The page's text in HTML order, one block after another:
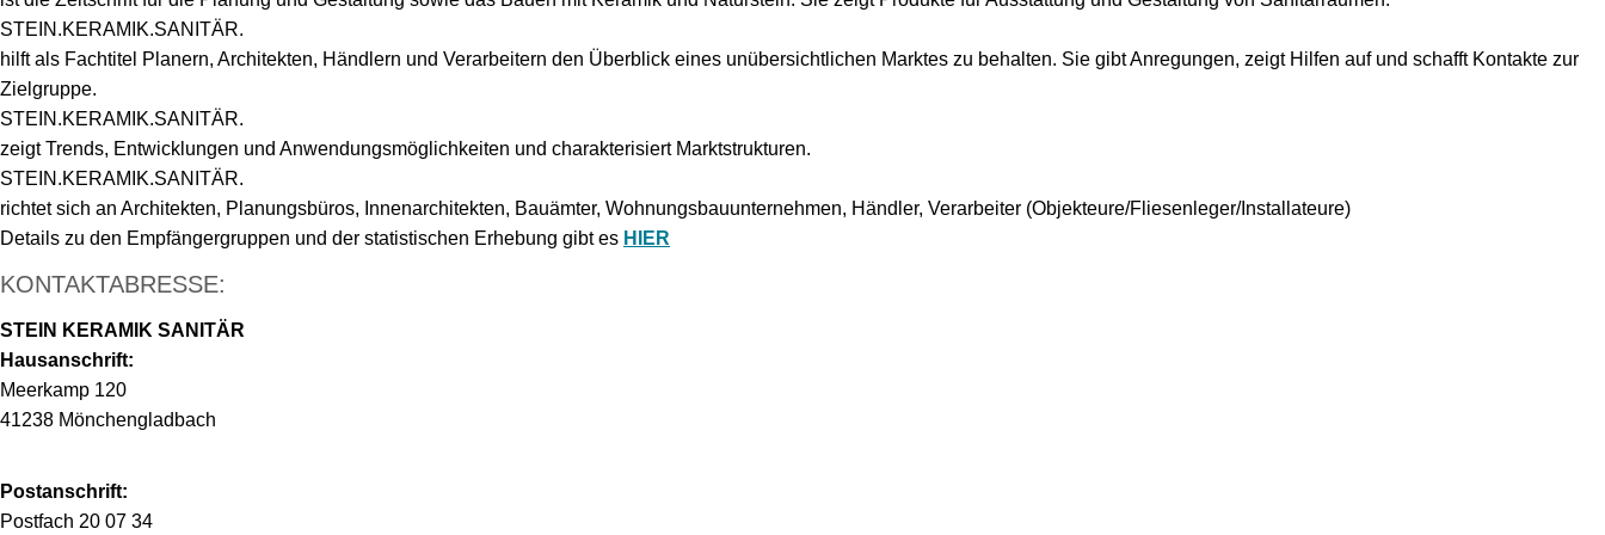
STEIN.KERAMIK.SANITÄR.
hilft als Fachtitel Planern, Architekten, Händlern und Verarbeitern den Überblick eines unübersichtlichen Marktes zu behalten. Sie gibt Anregungen, zeigt Hilfen auf und schafft Kontakte zur
Zielgruppe.
STEIN.KERAMIK.SANITÄR.
zeigt Trends, Entwicklungen und Anwendungsmöglichkeiten und charakterisiert Marktstrukturen.
STEIN.KERAMIK.SANITÄR.
richtet sich an Architekten, Planungsbüros, Innenarchitekten, Bauämter, Wohnungsbauunternehmen, Händler, Verarbeiter (Objekteure/Fliesenleger/Installateure)
Details zu den Empfängergruppen und der statistischen Erhebung gibt es HIER
KONTAKTABRESSE:
STEIN KERAMIK SANITÄR
Hausanschrift:
Meerkamp 120
41238 Mönchengladbach
Postanschrift:
Postfach 20 07 34